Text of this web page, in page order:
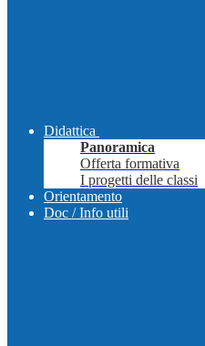
Didattica
Panoramica
Offerta formativa
I progetti delle classi
Orientamento
Doc / Info utili